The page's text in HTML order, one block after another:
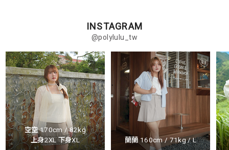
INSTAGRAM
@polylulu_tw
空空 170cm / 82kg
上身2XL 下身XL
蘭蘭 160cm / 71kg / L